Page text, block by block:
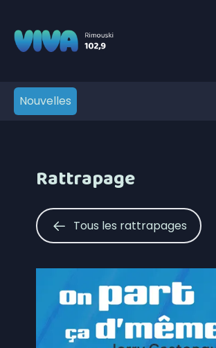
Nouvelles
Rattrapage
Tous les rattrapages